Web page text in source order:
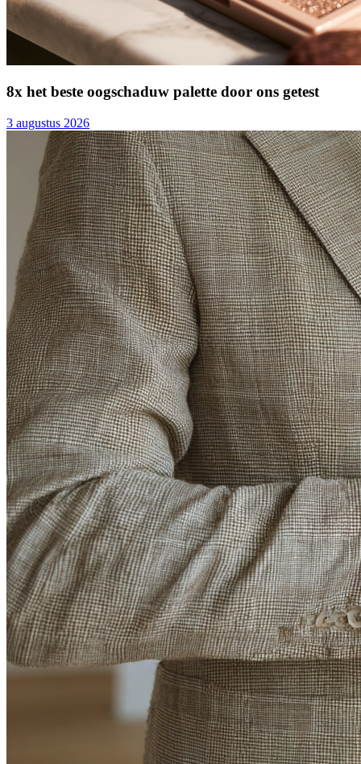
8x het beste oogschaduw palette door ons getest
3 augustus 2026